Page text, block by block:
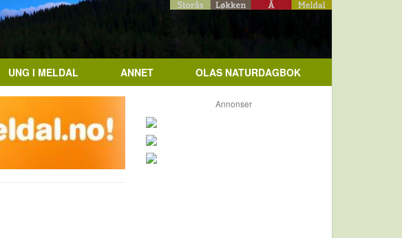
UNG I MELDAL ANNET OLAS NATURDAGBOK
Annonser